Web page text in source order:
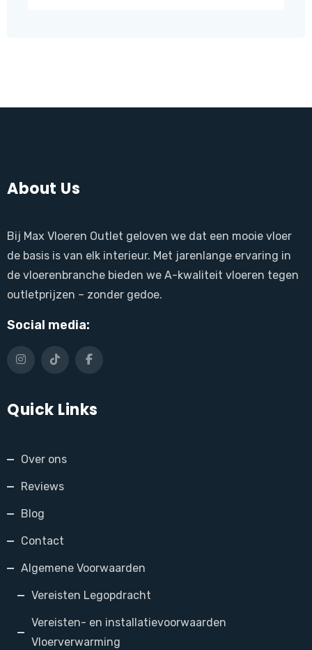
About Us
Bij Max Vloeren Outlet geloven we dat een mooie vloer
de basis is van elk interieur. Met jarenlange ervaring in
de vloerenbranche bieden we A-kwaliteit vloeren tegen
outletprijzen – zonder gedoe.
Social media:
Quick Links
Over ons
Reviews
Blog
Contact
Algemene Voorwaarden
Vereisten Legopdracht
Vereisten- en installatievoorwaarden
Vloerverwarming